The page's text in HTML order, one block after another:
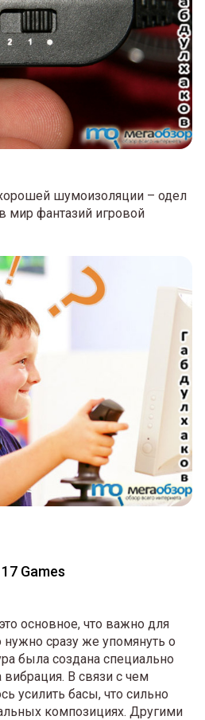
шумоизоляции – одел
мир фантазий игровой
Games
основное, что важно для
нужно сразу же упомянуть о
была создана специально
В связи с чем
усилить басы, что сильно
композициях. Другими